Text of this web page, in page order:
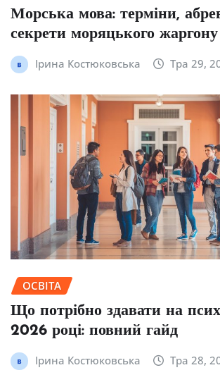
Морська мова: терміни,
секрети моряцького жаргону
Ірина Костюковська Тра 29,
ОСВІТА
Що потрібно здавати на
2026 році: повний гайд
Ірина Костюковська Тра 28,